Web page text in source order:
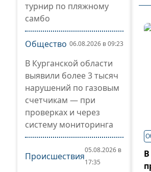
турнир по пляжному
самбо
Общество 06.08.2026 в 09:23
В Курганской области
выявили более 3 тысяч
нарушений по газовым
счетчикам — при
проверках и через
систему мониторинга
Происшествия
05.08.2026 в
17:35